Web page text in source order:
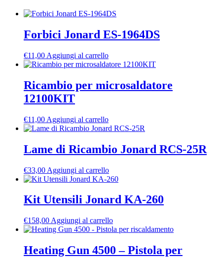
Forbici Jonard ES-1964DS
€11,00 Aggiungi al carrello
Ricambio per microsaldatore
12100KIT
€11,00 Aggiungi al carrello
Lame di Ricambio Jonard RCS-25R
€33,00 Aggiungi al carrello
Kit Utensili Jonard KA-260
€158,00 Aggiungi al carrello
Heating Gun 4500 – Pistola per